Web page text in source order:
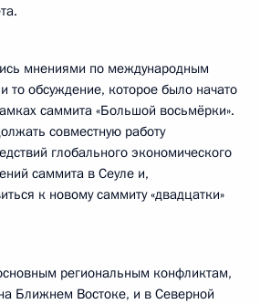
мнениями по международным
то обсуждение, которое было начато
саммита «Большой восьмёрки».
совместную работу
глобального экономического
саммита в Сеуле и,
к новому саммиту «двадцатки»
региональным конфликтам,
Ближнем Востоке, и в Северной